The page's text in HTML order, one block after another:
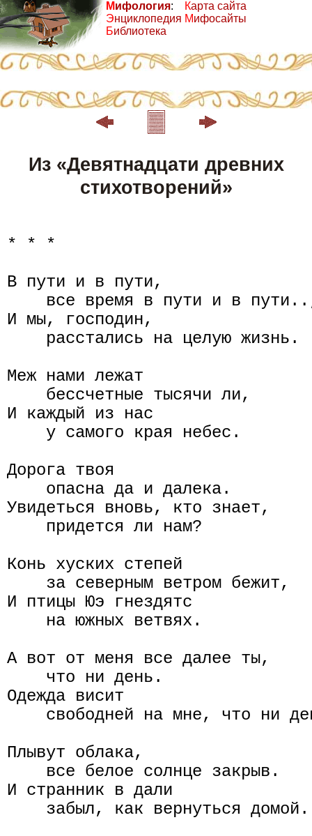
Мифология:
Энциклопедия
Библиотека
Карта сайта
Мифосайты
Из «Девятнадцати древних
стихотворений»
* * *
В пути и в пути,
все время в пути и в
И мы, господин,
    расстались на целую жизнь.
Меж нами лежат
    бессчетные тысячи ли,
И каждый из нас
    у самого края небес.
Дорога твоя
    опасна да и далека.
Увидеться вновь, кто знает,
    придется ли нам?
Конь хуских степей
    за северным ветром бежит,
И птицы Юэ гнездятс
    на южных ветвях.
А вот от меня все далее ты,
    что ни день.
Одежда висит
свободней на мне, что ни
Плывут облака,
    все белое солнце закрыв.
И странник в дали
    забыл, как вернуться домой.